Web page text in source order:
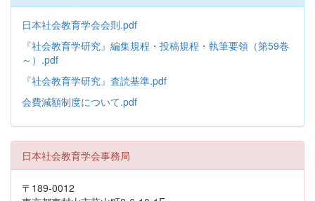
日本社会教育学会会則.pdf
『社会教育学研究』編集規程・投稿規程・執筆要領（第59巻
～）.pdf
『社会教育学研究』査読基準.pdf
会費減額制度について.pdf
日本社会教育学会事務局
〒189-0012